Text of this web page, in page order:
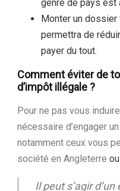
genre de pays est
Monter un
permettra de
payer du tout.
Comment éviter de
d’impôt illégale ?
Pour ne pas vous
nécessaire d’engager un
notamment ceux vous
société en Angleterre
Il peut s’agir